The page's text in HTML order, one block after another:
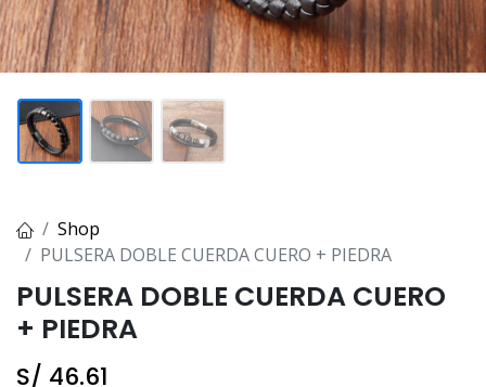
Shop
PULSERA DOBLE CUERDA CUERO + PIEDRA
PULSERA DOBLE CUERDA CUERO
+ PIEDRA
S/ 46.61